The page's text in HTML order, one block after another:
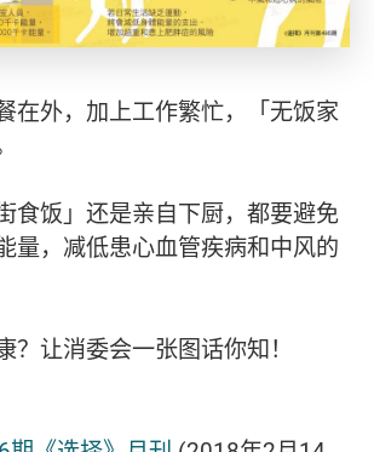
在外，加上工作繁忙，「无饭家
食饭」还是亲自下厨，都要避免
量，减低患心血管疾病和中风的
？让消委会一张图话你知！